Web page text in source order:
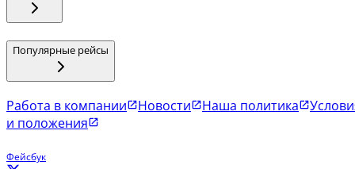
Популярные рейсы
Работа в компании Новости Наша политика
и положения
Фейсбук